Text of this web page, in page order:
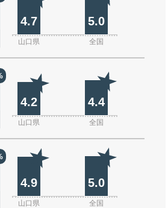
4.7 5.0
山口県 全国
4.2 4.4
山口県 全国
4.9 5.0
山口県 全国